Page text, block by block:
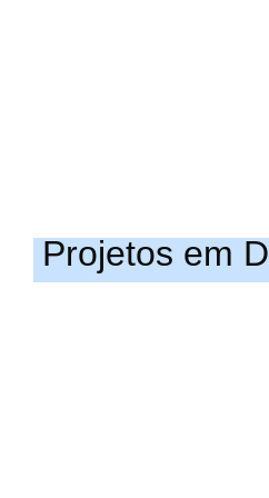
Projetos em